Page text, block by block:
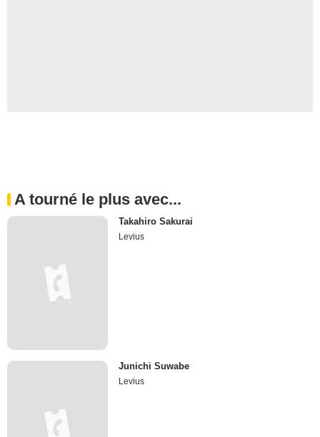
A tourné le plus avec...
Takahiro Sakurai
Levius
Junichi Suwabe
Levius